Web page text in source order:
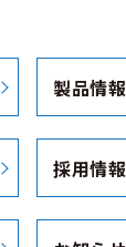
製品情報
採用情報